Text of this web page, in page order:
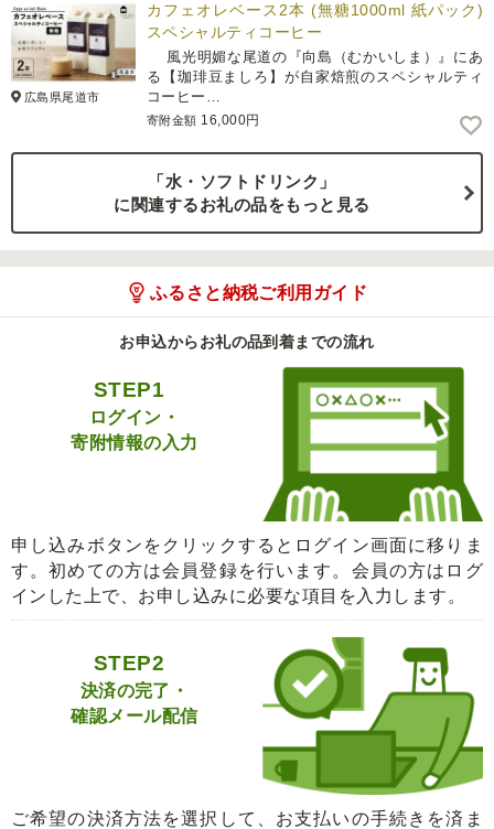
広島県尾道市
カフェオレベース2本 (無糖1000ml 紙パック)
スペシャルティコーヒー
風光明媚な尾道の『向島（むかいしま）』にあ
る【珈琲豆ましろ】が自家焙煎のスペシャルティ
コーヒー…
寄附金額 16,000円
「水・ソフトドリンク」
に関連するお礼の品をもっと見る
ふるさと納税ご利用ガイド
お申込からお礼の品到着までの流れ
STEP1
ログイン・
寄附情報の入力
申し込みボタンをクリックするとログイン画面に移りま
す。初めての方は会員登録を行います。会員の方はログ
インした上で、お申し込みに必要な項目を入力します。
STEP2
決済の完了・
確認メール配信
ご希望の決済方法を選択して、お支払いの手続きを済ま